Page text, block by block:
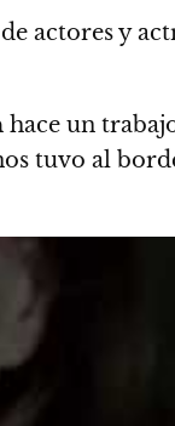
actores y
hace un
tuvo al